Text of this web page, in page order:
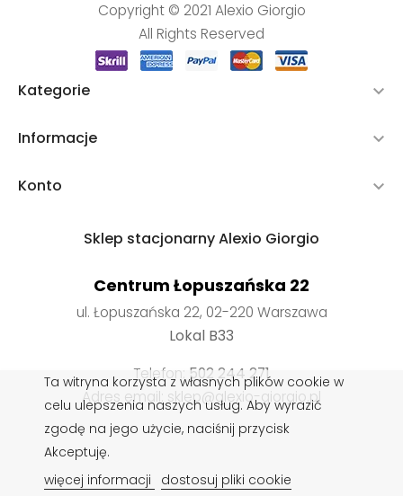
Copyright © 2021 Alexio Giorgio
All Rights Reserved
Kategorie 
Informacje 
Konto 
Sklep stacjonarny Alexio Giorgio
Centrum Łopuszańska 22
ul. Łopuszańska 22, 02-220 Warszawa
Lokal B33
Telefon: 502 244 271
Adres email: sklep@alexio-giorgio.pl
butów,Pasty do butów,Czyszczenie obuwia
Ta witryna korzysta z własnych plików cookie w
celu ulepszenia naszych usług. Aby wyrazić
zgodę na jego użycie, naciśnij przycisk
Akceptuję.
więcej informacji
dostosuj pliki cookie